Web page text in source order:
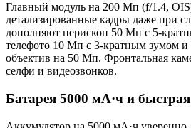
Главный модуль на 200 Мп (f/1.4,
детализированные кадры даже при
дополняют перископ 50 Мп с 5-
телефото 10 Мп с 3-кратным зумом и
объектив на 50 Мп. Фронтальная
селфи и видеозвонков.
Батарея 5000 мА·ч и